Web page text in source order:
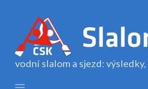
vodní slalom a sjezd: